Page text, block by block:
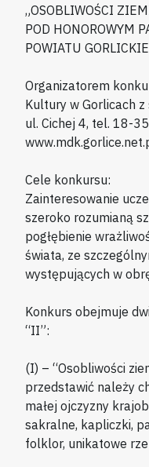
„OSOBLIWOŚCI
POD HONOROWYM
POWIATU
Organizatorem
Kultury w Gorlicach
ul. Cichej 4, tel. 18-
Cele konkursu:
Zainteresowanie
szeroko rozumianą
pogłębienie
świata, ze
występujących w
Konkurs obejmuje
“II”:
(I) – “Osobliwości
przedstawić należy
małej ojczyzny
sakralne, kapliczki,
folklor, unikatowe